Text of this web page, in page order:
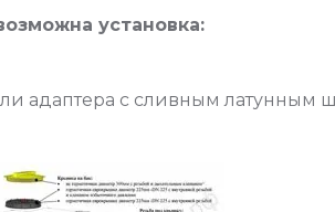
установка:
адаптера с сливным латунным